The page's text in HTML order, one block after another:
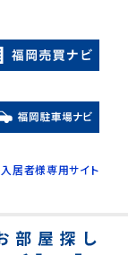
入居者様専用サイト